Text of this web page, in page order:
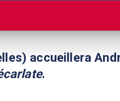
accueillera
.